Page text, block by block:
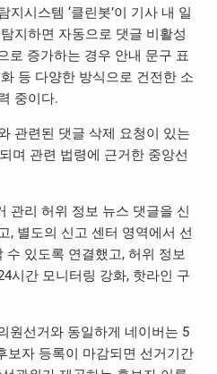
시스템 ‘클린봇’이 기사 내 일
지하면 자동으로 댓글 비활성
로 증가하는 경우 안내 문구 표
등 다양한 방식으로 건전한 소
중이다.
관련된 댓글 삭제 요청이 있는
며 관련 법령에 근거한 중앙선
관리 허위 정보 뉴스 댓글을 신
, 별도의 신고 센터 영역에서 선
수 있도록 연결했고, 허위 정보
시간 모니터링 강화, 핫라인 구
원선거와 동일하게 네이버는 5
보자 등록이 마감되면 선거기간